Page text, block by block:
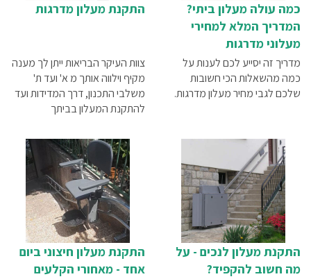
כמה עולה מעלון ביתי?
המדריך המלא למחירי
מעלוני מדרגות
מדריך זה יסייע לכם לענות על
כמה מהשאלות הכי חשובות
שלכם לגבי מחיר מעלון מדרגות.
התקנת מעלון מדרגות
צוות העיקר הבריאות ייתן לך מענה
מקיף וילווה אותך מ א' ועד ת'
משלבי התכנון, דרך המדידות ועד
להתקנת המעלון בביתך
התקנת מעלון לנכים - על
מה חשוב להקפיד?
התקנת מעלון חיצוני ביום
אחד - מאחורי הקלעים